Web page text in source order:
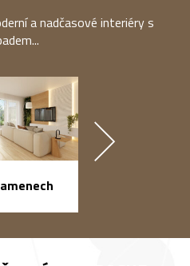
a nadčasové interiéry s